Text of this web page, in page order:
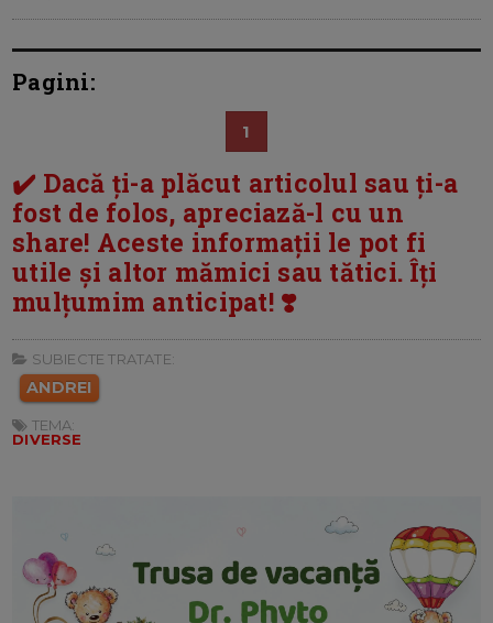
Pagini:
1
✔️ Dacă ți-a plăcut articolul sau ți-a
fost de folos, apreciază-l cu un
share! Aceste informații le pot fi
utile și altor mămici sau tătici. Îți
mulțumim anticipat! ❣️
SUBIECTE TRATATE:
ANDREI
TEMA:
DIVERSE